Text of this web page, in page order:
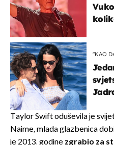
"KAO
Taylor Swift oduševila je
Naime, mlada glazbenica
je 2013. godine zgrabio za